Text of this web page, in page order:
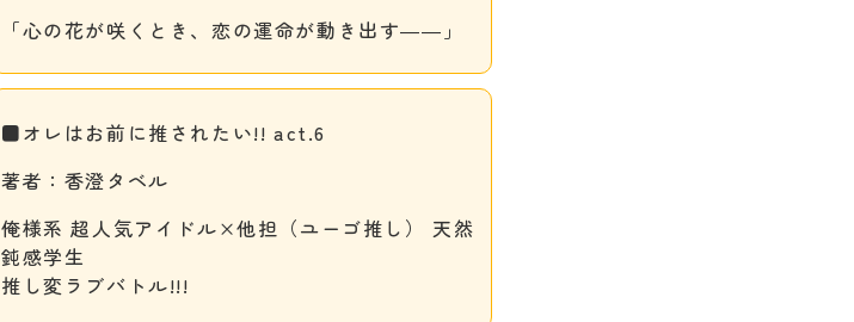
「心の花が咲くとき、恋の運命が動き出す――」
■オレはお前に推されたい!! act.6
著者：香澄タベル
俺様系 超人気アイドル×他担（ユーゴ推し） 天然
鈍感学生
推し変ラブバトル!!!